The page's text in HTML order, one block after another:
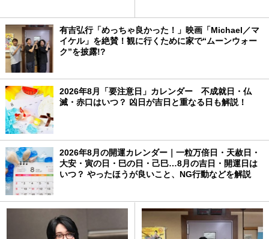
有吉弘行「めっちゃ良かった！」映画「Michael／マ
イケル」を絶賛！観に行くために家で“ムーンウォー
ク”を披露!?
2026年8月「要注意日」カレンダー 不成就日・仏
滅・赤口はいつ？ 凶日が吉日と重なる日も解説！
2026年8月の開運カレンダー｜一粒万倍日・天赦日・
大安・寅の日・巳の日・己巳…8月の吉日・開運日は
いつ？ やったほうが良いこと、NG行動などを解説